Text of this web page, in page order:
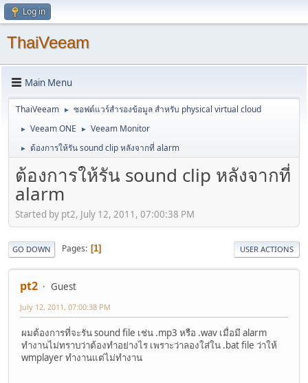
Log in
ThaiVeeam
Main Menu
ThaiVeeam ► ซอฟต์แวร์สำรองข้อมูล สำหรับ physical virtual cloud
► Veeam ONE ► Veeam Monitor
► ต้องการให้รัน sound clip หลังจากที่ alarm
ต้องการให้รัน sound clip หลังจากที่
alarm
Started by pt2, July 12, 2011, 07:00:38 PM
GO DOWN Pages 1 USER ACTIONS
pt2 Guest
July 12, 2011, 07:00:38 PM
ผมต้องการที่จะรัน sound file เช่น .mp3 หรือ .wav เมื่อมี alarm
ทำงานไม่ทราบว่าต้องทำอย่างไร เพราะว่าลองใส่ใน .bat file ว่าให้
wmplayer ทำงานแต่ไม่ทำงาน